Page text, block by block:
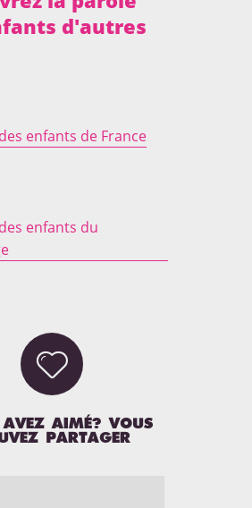
DES ENFANTS
d'autres
enfants de France
enfants du

AVEZ AIMÉ? VOUS
PARTAGER